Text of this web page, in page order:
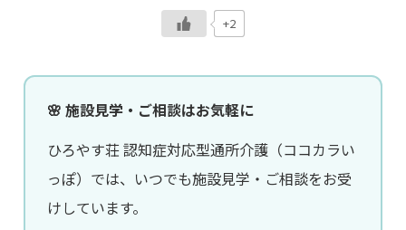
+2
🌸 施設見学・ご相談はお気軽に
ひろやす荘 認知症対応型通所介護（ココカラい
っぽ）では、いつでも施設見学・ご相談をお受
けしています。